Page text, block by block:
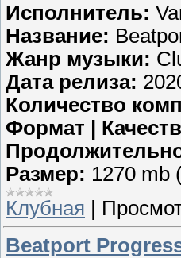
Исполнитель:
Название:
Жанр музыки:
Дата релиза:
Количество
Формат |
Размер: 1270 mb
Клубная |
Beatport